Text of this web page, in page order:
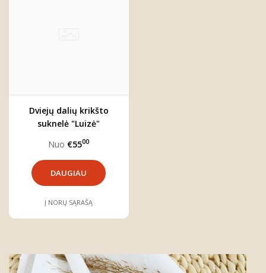
Dviejų dalių krikšto
suknelė "Luizė"
Nuo €5500
DAUGIAU
Į NORŲ SĄRAŠĄ